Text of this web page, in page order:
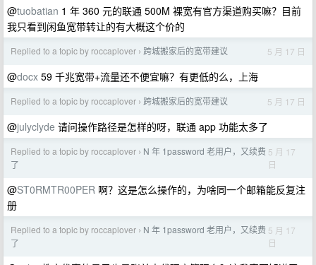
@tuobatian 1 年 360 元的联通 500M 裸宽有官方渠道购买嘛？目前
我只看到闲鱼宽带转让的有大概这个价的
Replied to a topic by roccaplover › 跨城搬家后的宽带建议 5 月 17 日
@docx 59 千兆宽带+流量还不便宜嘛？有更低的么，上海
Replied to a topic by roccaplover › 跨城搬家后的宽带建议 5 月 17 日
@julyclyde 请问操作路径是怎样的呀，联通 app 功能太多了
Replied to a topic by roccaplover › N 年 1password 老用户，又续费
了
5 月 17
日
@ST0RMTR00PER 啊？这是怎么操作的，为啥同一个邮箱能反复注
册
Replied to a topic by roccaplover › N 年 1password 老用户，又续费
了
5 月 17
日